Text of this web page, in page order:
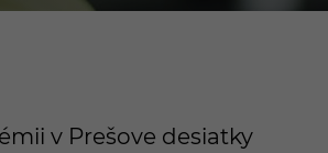
v Prešove desiatky